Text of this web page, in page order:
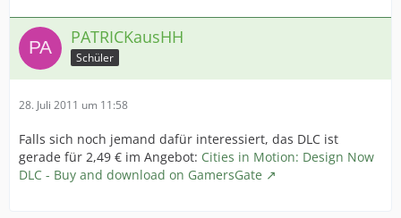
PATRICKausHH
Schüler
28. Juli 2011 um 11:58
Falls sich noch jemand dafür interessiert, das DLC ist
gerade für 2,49 € im Angebot: Cities in Motion: Design Now
DLC - Buy and download on GamersGate